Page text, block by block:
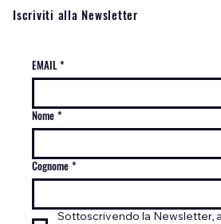
Iscriviti alla Newsletter
EMAIL *
Nome *
Cognome *
Sottoscrivendo la Newsletter,